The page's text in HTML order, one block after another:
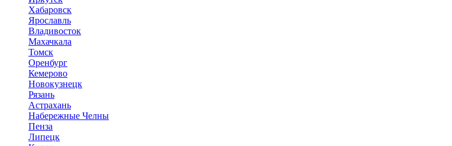
Хабаровск
Ярославль
Владивосток
Махачкала
Томск
Оренбург
Кемерово
Новокузнецк
Рязань
Астрахань
Набережные Челны
Пенза
Липецк